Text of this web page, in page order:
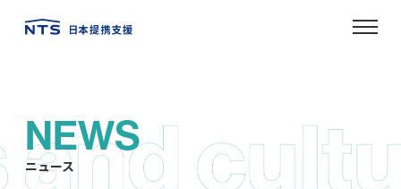
NEWS
ニュース